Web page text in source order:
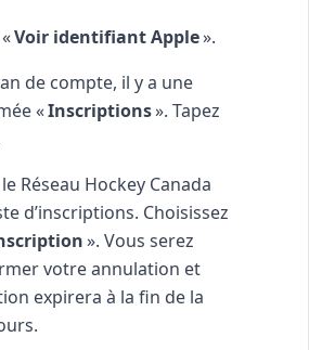
Voir identifiant Apple».
de compte, il y a une
«Inscriptions». Tapez
Réseau Hockey Canada
d’inscriptions. Choisissez
». Vous serez
votre annulation et
expirera à la fin de la